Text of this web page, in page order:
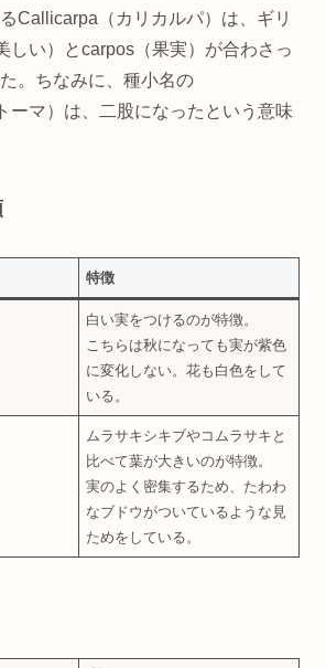
Callicarpa（カリカルパ）は、ギリ
しい）とcarpos（果実）が合わさっ
。ちなみに、種小名の
ーマ）は、二股になったという意味
特徴
白い実をつけるのが特徴。
こちらは秋になっても実が紫色
に変化しない。花も白色をして
いる。
ムラサキシキブやコムラサキと
比べて葉が大きいのが特徴。
実のよく密集するため、たわわ
なブドウがついているような見
ためをしている。